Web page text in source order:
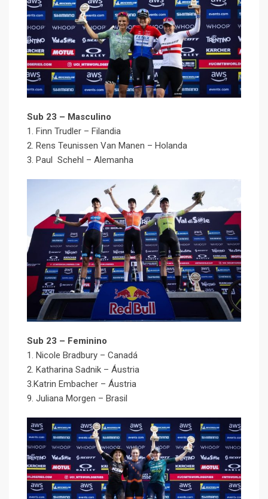
Sub 23 – Masculino
1. Finn Trudler – Filandia
2. Rens Teunissen Van Manen – Holanda
3. Paul Schehl – Alemanha
Sub 23 – Feminino
1. Nicole Bradbury – Canadá
2. Katharina Sadnik – Áustria
3.Katrin Embacher – Áustria
9. Juliana Morgen – Brasil